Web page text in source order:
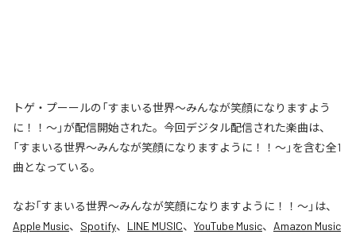
トゲ・プーールの「すまいる世界〜みんなが笑顔になりますよう
に！！〜」が配信開始された。今回デジタル配信された楽曲は、
「すまいる世界〜みんなが笑顔になりますように！！〜」を含む全1
曲となっている。
なお「すまいる世界〜みんなが笑顔になりますように！！〜」は、
Apple Music、 Spotify、 LINE MUSIC、 YouTube Music、 Amazon Music